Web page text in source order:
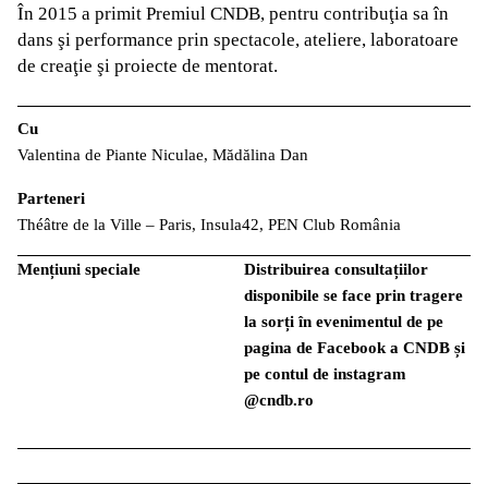
În 2015 a primit Premiul CNDB, pentru contribuţia sa în
dans şi performance prin spectacole, ateliere, laboratoare
de creaţie şi proiecte de mentorat.
Cu
Valentina de Piante Niculae, Mădălina Dan
Parteneri
Théâtre de la Ville – Paris, Insula42, PEN Club România
Mențiuni speciale
Distribuirea consultațiilor
disponibile se face prin tragere
la sorți în evenimentul de pe
pagina de Facebook a CNDB și
pe contul de instagram
@cndb.ro